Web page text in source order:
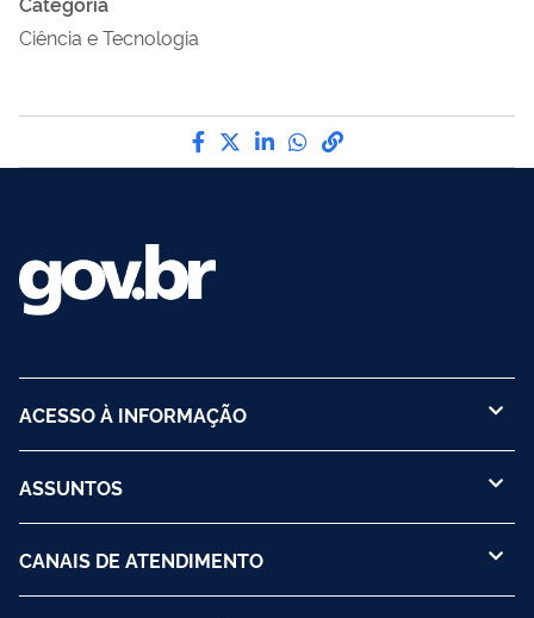
Ciência e Tecnologia
Compartilhe por Facebook
Compartilhe por Twitter
Compartilhe por
Compartilhe por
link para Copiar
ACESSO À INFORMAÇÃO
ASSUNTOS
CANAIS DE ATENDIMENTO